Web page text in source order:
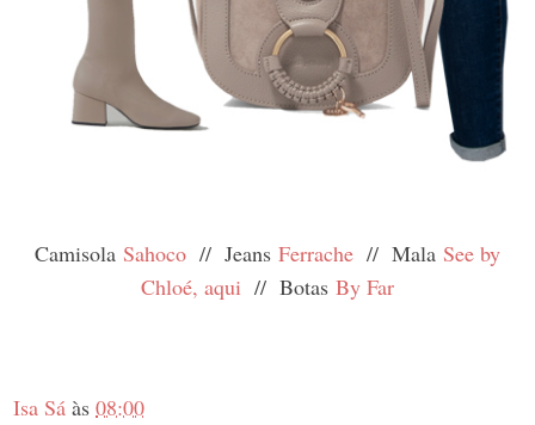
Camisola Sahoco // Jeans Ferrache // Mala See by
Chloé, aqui // Botas By Far
Isa Sá às 08:00